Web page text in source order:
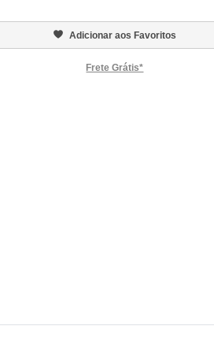
Adicionar aos Favoritos
Frete Grátis*